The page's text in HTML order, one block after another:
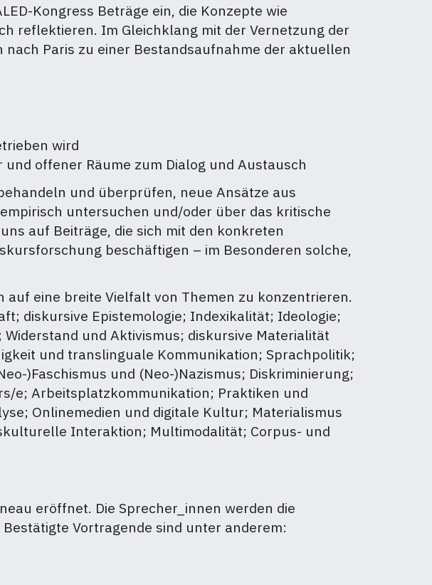
Kongress Beträge ein, die Konzepte wie
reflektieren. Im Gleichklang mit der Vernetzung der
Paris zu einer Bestandsaufnahme der aktuellen
wird
offener Räume zum Dialog und Austausch
und überprüfen, neue Ansätze aus
untersuchen und/oder über das kritische
auf Beiträge, die sich mit den konkreten
beschäftigen – im Besonderen solche,
eine breite Vielfalt von Themen zu konzentrieren.
diskursive Epistemologie; Indexikalität; Ideologie;
und Aktivismus; diskursive Materialität
und translinguale Kommunikation; Sprachpolitik;
)Faschismus und (Neo-)Nazismus; Diskriminierung;
e; Arbeitsplatzkommunikation; Praktiken und
Onlinemedien und digitale Kultur; Materialismus
Interaktion; Multimodalität; Corpus- und
eröffnet. Die Sprecher_innen werden die
Vortragende sind unter anderem: